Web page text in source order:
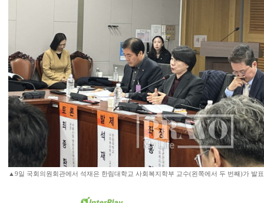
▲9일 국회의원회관에서 석재은 한림대학교 사회복지학부 교수(왼쪽에서 두 번째)가 발